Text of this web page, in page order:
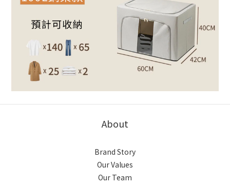
About
Brand Story
Our Values
Our Team